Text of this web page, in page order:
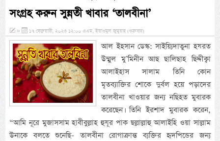
সংগ্রহ করুন সুন্নতী খাবার ‘তালবীনা’
» ১৭ ফেব্রুয়ারী, ২০২৩ ১২:০০ এএম, ইয়াওমুল জুমুয়াহ (শুক্রবার)
আল ইহসান ডেস্ক: সাইয়্যিদাতুনা হযরত
উম্মুল মু’মিনীন আছ ছালিছাহ ছিদ্দীক্বা
আলাইহাস সালাম তিনি কোন
মৃতব্যাক্তির শোকে দুর্বল হয়ে পড়াদের
তালবীনা খাওয়ার জন্য নছিহত মুবারক
করেছেন। তিনি ইরশাদ মুবারক করেন,
“আমি নূরে মুজাসসাম হাবীবুল্লাহ হুযূর পাক ছল্লাল্লাহু আলাইহি ওয়া সাল্লাম
উনাকে বলতে শুনেছি- তালবীনা রোগাক্রান্ত ব্যক্তির হৃদপিন্ডের জন্য